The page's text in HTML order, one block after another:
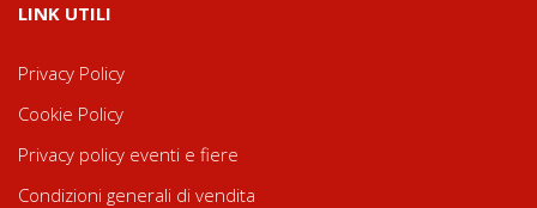
LINK UTILI
Privacy Policy
Cookie Policy
Privacy policy eventi e fiere
Condizioni generali di vendita